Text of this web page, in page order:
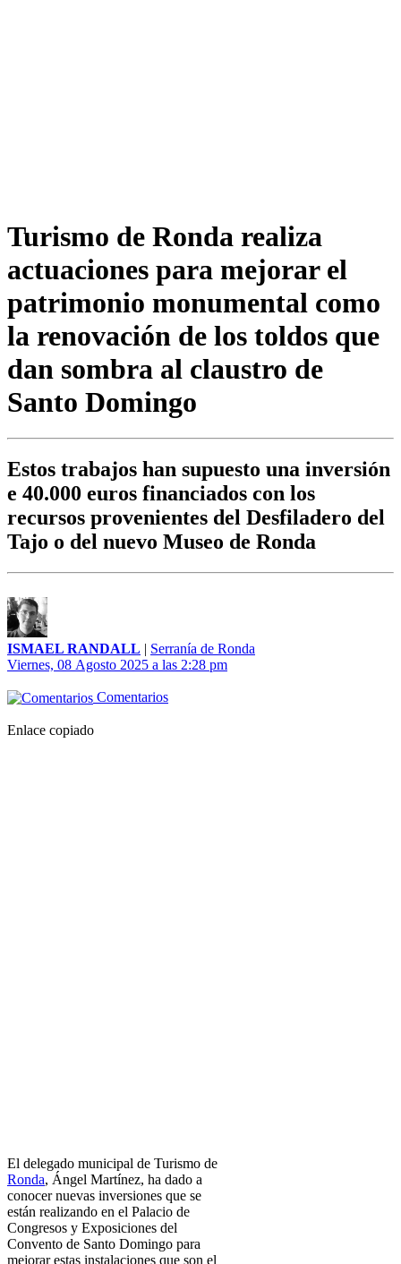
Turismo de Ronda realiza
actuaciones para mejorar el
patrimonio monumental como
la renovación de los toldos que
dan sombra al claustro de
Santo Domingo
Estos trabajos han supuesto una inversión
e 40.000 euros financiados con los
recursos provenientes del Desfiladero del
Tajo o del nuevo Museo de Ronda
ISMAEL RANDALL | Serranía de Ronda
Viernes, 08 Agosto 2025 a las 2:28 pm
Comentarios
Enlace copiado
El delegado municipal de Turismo de
Ronda, Ángel Martínez, ha dado a
conocer nuevas inversiones que se
están realizando en el Palacio de
Congresos y Exposiciones del
Convento de Santo Domingo para
mejorar estas instalaciones que son el